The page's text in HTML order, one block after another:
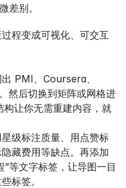
差别。
程变成可视化、可交互
PMI、Coursera、
然后切换到矩阵或网格进
让你无需重建内容，就
级标注质量、用点赞标
藏费用等缺点。再添加
”等文字标签，让导图一目
标签。